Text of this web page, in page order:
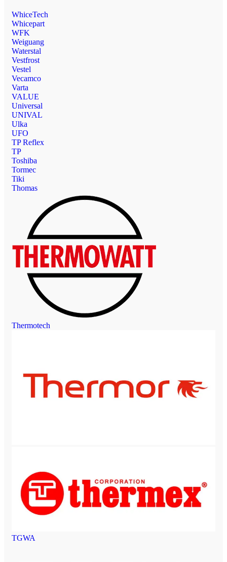
WhiceTech
Whicepart
WFK
Weiguang
Waterstal
Vestfrost
Vestel
Vecamco
Varta
VALUE
Universal
UNIVAL
Ulka
UFO
TP Reflex
TP
Toshiba
Tormec
Tiki
Thomas
Thermotech
TGWA